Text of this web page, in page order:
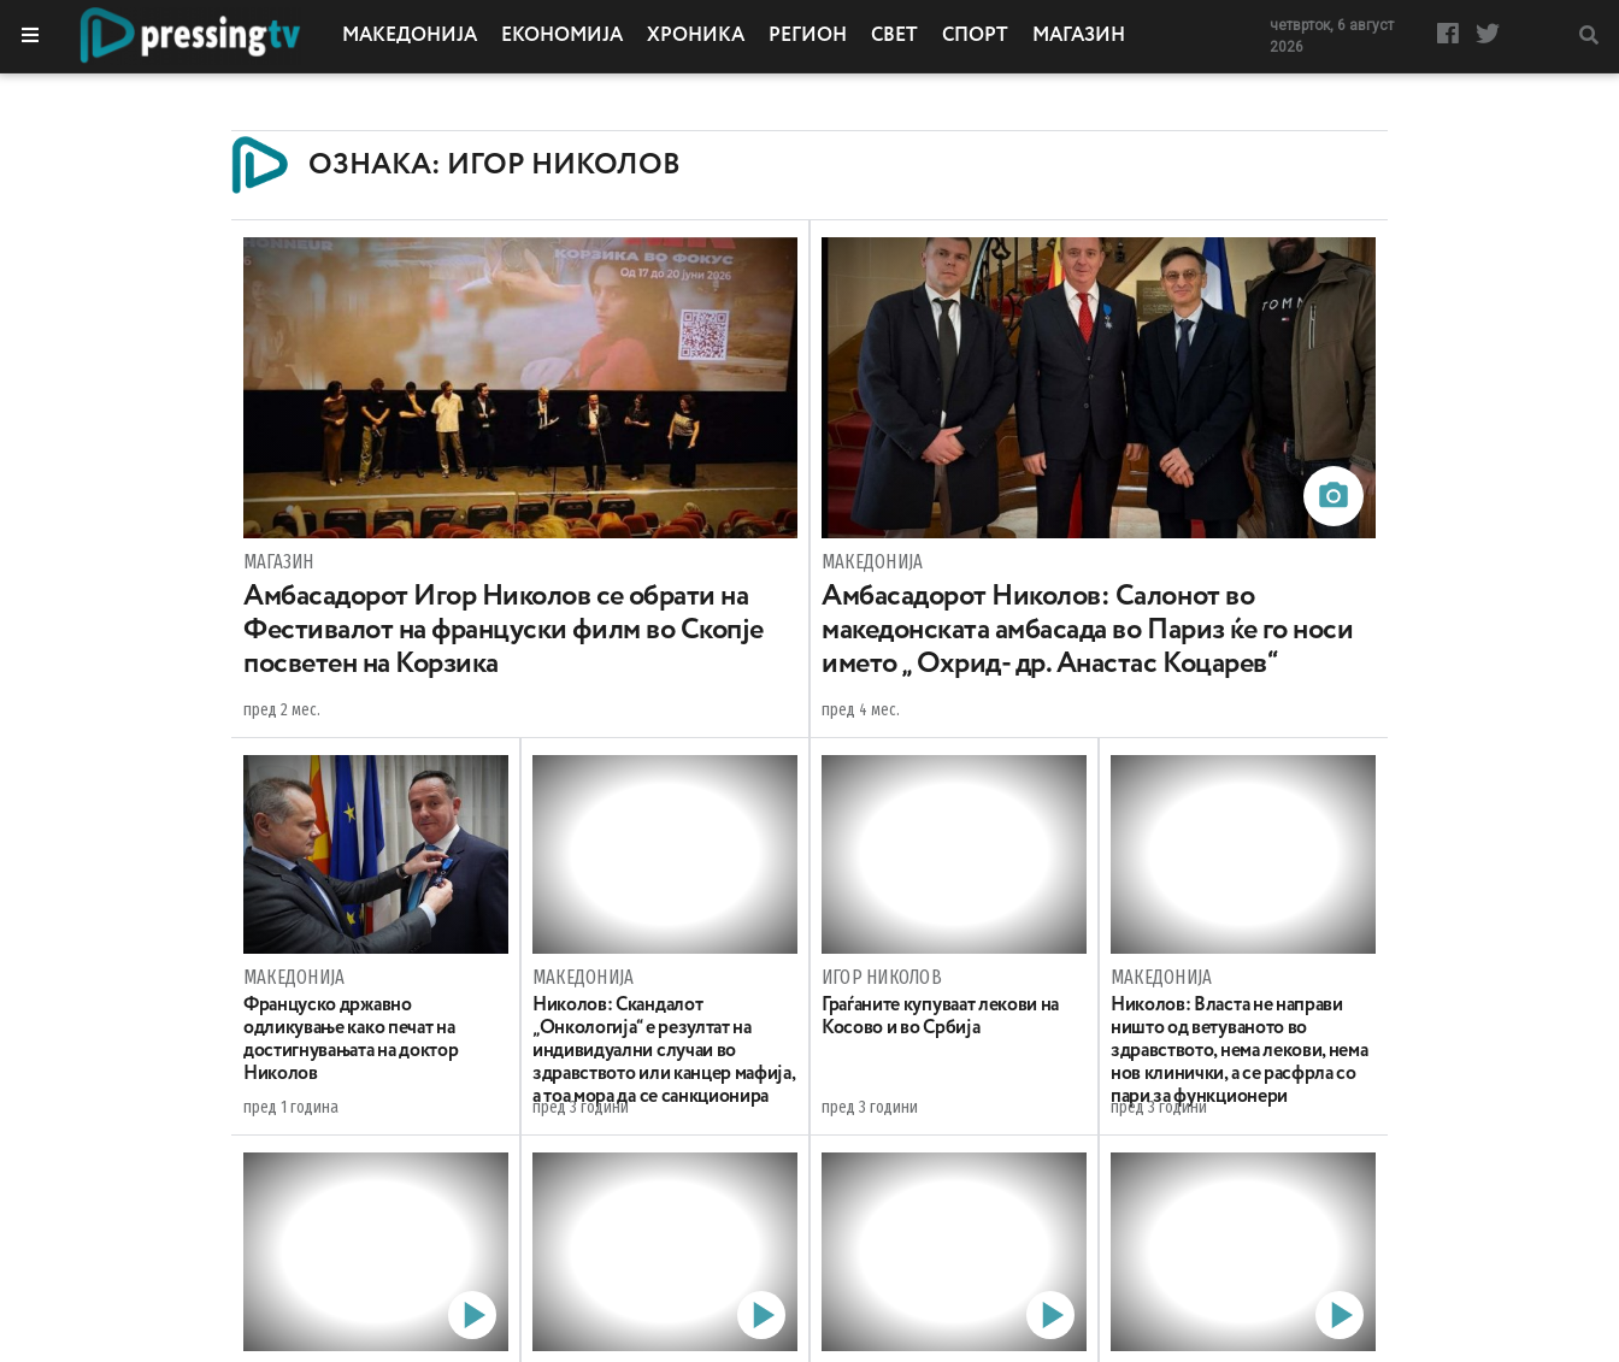
МАКЕДОНИЈА ЕКОНОМИЈА ХРОНИКА РЕГИОН СВЕТ СПОРТ МАГАЗИН
четврток, 6 август
2026
ОЗНАКА: ИГОР НИКОЛОВ
МАГАЗИН
Амбасадорот Игор Николов се обрати на
Фестивалот на француски филм во Скопје
посветен на Корзика
пред 2 мес.
МАКЕДОНИЈА
Амбасадорот Николов: Салонот во
македонската амбасада во Париз ќе го носи
името „ Охрид- др. Анастас Коцарев“
пред 4 мес.
МАКЕДОНИЈА
Француско државно
одликување како печат на
достигнувањата на доктор
Николов
пред 1 година
МАКЕДОНИЈА
Николов: Скандалот
„Онкологија“ е резултат на
индивидуални случаи во
здравството или канцер мафија,
а тоа мора да се санкционира
пред 3 години
ИГОР НИКОЛОВ
Граѓаните купуваат лекови на
Косово и во Србија
пред 3 години
МАКЕДОНИЈА
Николов: Власта не направи
ништо од ветуваното во
здравството, нема лекови, нема
нов клинички, а се расфрла со
пари за функционери
пред 3 години